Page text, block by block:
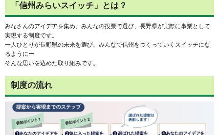
「信州みらいスイッチ」とは？
みなさんのアイデアを集め、みんなの投票で選び、長野県が実際に事業として
実現する制度です。
一人ひとりが長野県の未来を選び、みんなで信州をつくっていくスイッチにな
るようにー
そんな思いを込めた取り組みです。
制度の流れ